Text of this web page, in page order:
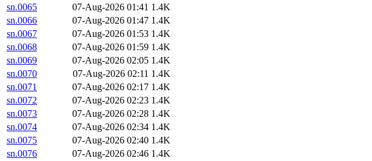
sn.0065
07-Aug-2026 01:41 1.4K
sn.0066
07-Aug-2026 01:47 1.4K
sn.0067
07-Aug-2026 01:53 1.4K
sn.0068
07-Aug-2026 01:59 1.4K
sn.0069
07-Aug-2026 02:05 1.4K
sn.0070
07-Aug-2026 02:11 1.4K
sn.0071
07-Aug-2026 02:17 1.4K
sn.0072
07-Aug-2026 02:23 1.4K
sn.0073
07-Aug-2026 02:28 1.4K
sn.0074
07-Aug-2026 02:34 1.4K
sn.0075
07-Aug-2026 02:40 1.4K
sn.0076
07-Aug-2026 02:46 1.4K